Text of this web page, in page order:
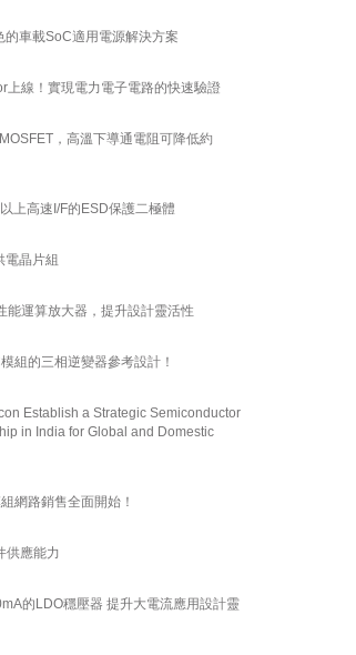
的車載SoC適用電源解決方案
上線！實現電力電子電路的快速驗證
，高溫下導通電阻可降低約
上高速I/F的ESD保護二極體
電晶片組
能運算放大器，提升設計靈活性
組的三相逆變器參考設計！
Establish a Strategic Semiconductor
in India for Global and Domestic
網路銷售全面開始！
供應能力
的LDO穩壓器 提升大電流應用設計靈